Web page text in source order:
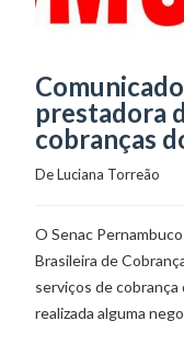
prestadora
cobranças
De Luciana Torreão
O Senac
Brasileira de
serviços de
realizada alguma